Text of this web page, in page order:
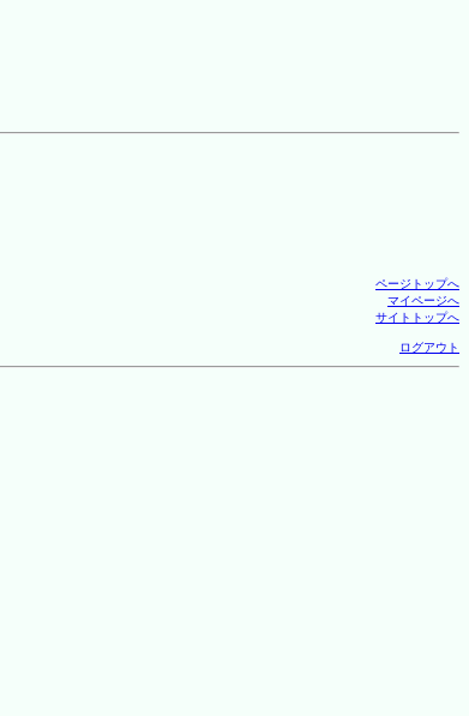
ページトップへ
マイページへ
サイトトップへ
ログアウト